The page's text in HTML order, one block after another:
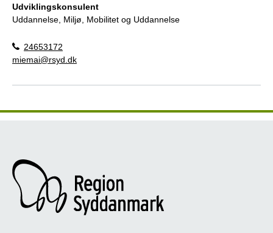
Udviklingskonsulent
Uddannelse, Miljø, Mobilitet og Uddannelse
24653172
miemai@rsyd.dk